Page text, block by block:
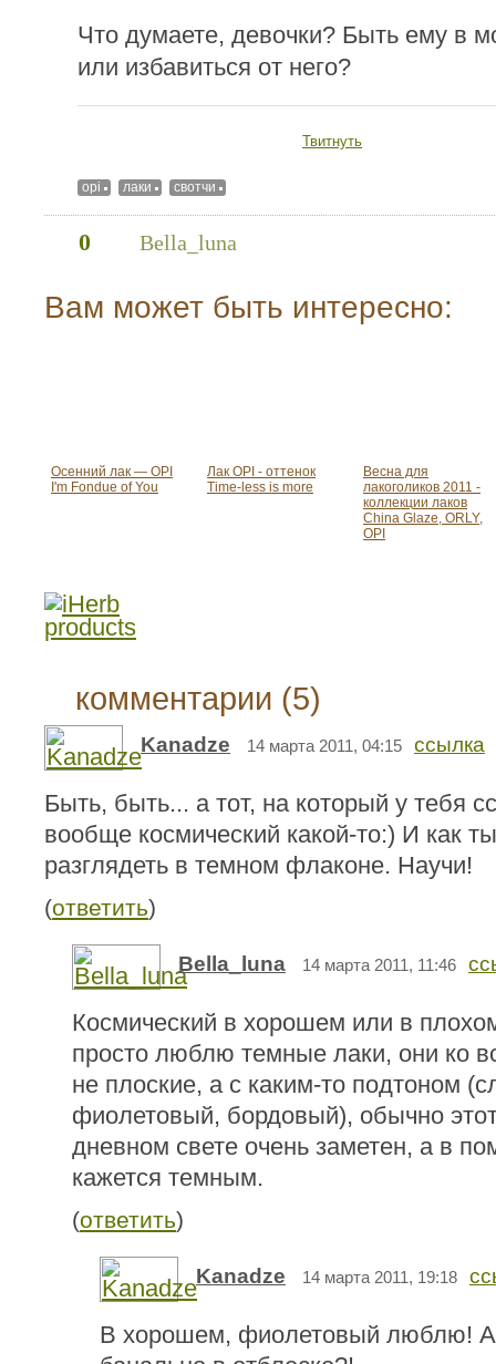
Что думаете, девочки? Быть ему в
или избавиться от него?
Твитнуть
opi лаки свотчи
0 Bella_luna
Вам может быть интересно:
Осенний лак — OPI
I'm Fondue of You
Лак OPI - оттенок
Time-less is more
Весна для
лакоголиков 2011 -
коллекции лаков
China Glaze, ORLY,
OPI
комментарии (5)
Kanadze 14 марта 2011, 04:15 ссылка
Быть, быть... а тот, на который у тебя
вообще космический какой-то:) И как
разглядеть в темном флаконе. Научи!
(ответить)
Bella_luna 14 марта 2011, 11:46
Космический в хорошем или в
просто люблю темные лаки, они ко
не плоские, а с каким-то подтоном
фиолетовый, бордовый), обычно
дневном свете очень заметен, а в
кажется темным.
(ответить)
Kanadze 14 марта 2011, 19:18
В хорошем, фиолетовый люблю! А